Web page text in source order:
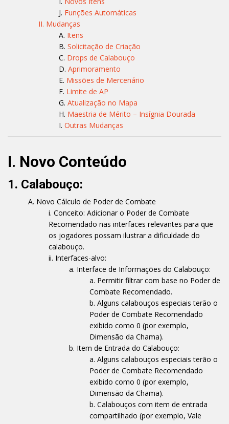
Funções Automáticas
II. Mudanças
Itens
Solicitação de Criação
Drops de Calabouço
Aprimoramento
Missões de Mercenário
Limite de AP
Atualização no Mapa
Maestria de Mérito – Insígnia Dourada
Outras Mudanças
I. Novo Conteúdo
1. Calabouço:
Novo Cálculo de Poder de Combate
Conceito: Adicionar o Poder de Combate
Recomendado nas interfaces relevantes para que
os jogadores possam ilustrar a dificuldade do
calabouço.
Interfaces-alvo:
Interface de Informações do Calabouço:
Permitir filtrar com base no Poder de
Combate Recomendado.
Alguns calabouços especiais terão o
Poder de Combate Recomendado
exibido como 0 (por exemplo,
Dimensão da Chama).
Item de Entrada do Calabouço:
Alguns calabouços especiais terão o
Poder de Combate Recomendado
exibido como 0 (por exemplo,
Dimensão da Chama).
Calabouços com item de entrada
compartilhado (por exemplo, Vale